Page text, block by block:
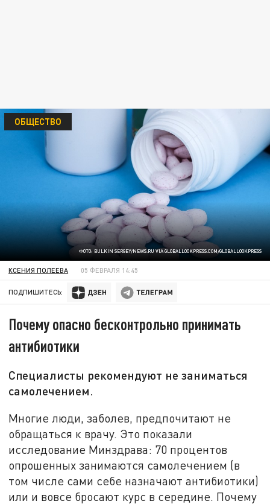
ФОТО: BULKIN SERGEY/NEWS.RU VIA GLOBALLOOKPRESS.COM/GLOBALLOOKPRESS
ОБЩЕСТВО
КСЕНИЯ ПОЛЕЕВА 05 ФЕВРАЛЯ 14:45
ПОДПИШИТЕСЬ:
Почему опасно бесконтрольно принимать
антибиотики
Специалисты рекомендуют не заниматься
самолечением.
Многие люди, заболев, предпочитают не
обращаться к врачу. Это показали
исследование Минздрава: 70 процентов
опрошенных занимаются самолечением (в
том числе сами себе назначают антибиотики)
или и вовсе бросают курс в середине. Почему